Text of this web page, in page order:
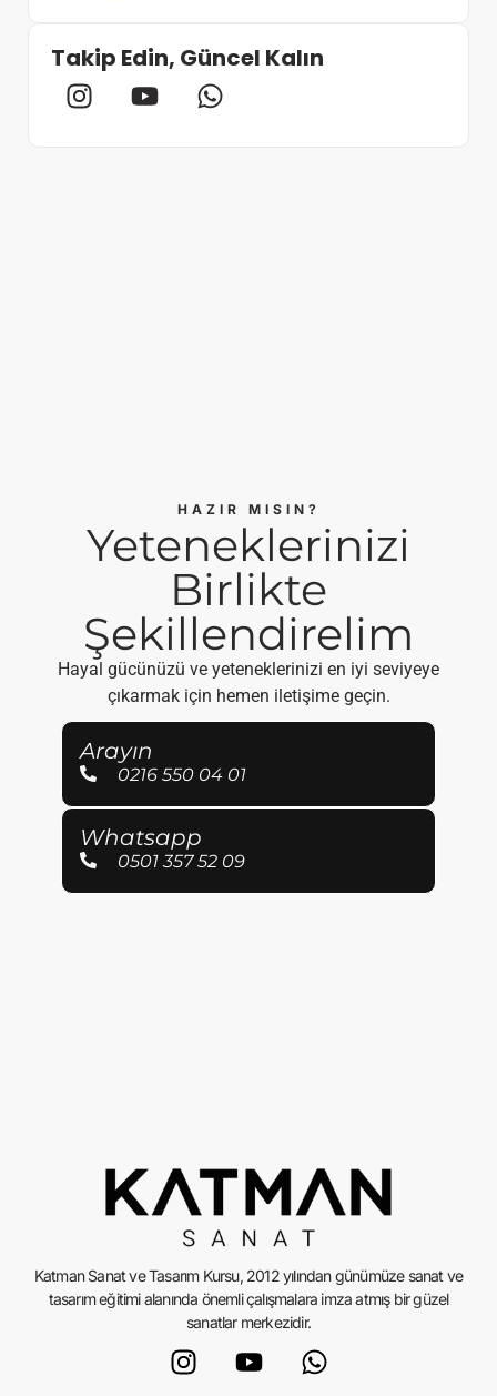
Takip Edin, Güncel Kalın
HAZIR MISIN?
Yeteneklerinizi
Birlikte
Şekillendirelim
Hayal gücünüzü ve yeteneklerinizi en iyi seviyeye
çıkarmak için hemen iletişime geçin.
Arayın
0216 550 04 01
Whatsapp
0501 357 52 09
Katman Sanat ve Tasarım Kursu, 2012 yılından günümüze sanat ve
tasarım eğitimi alanında önemli çalışmalara imza atmış bir güzel
sanatlar merkezidir.